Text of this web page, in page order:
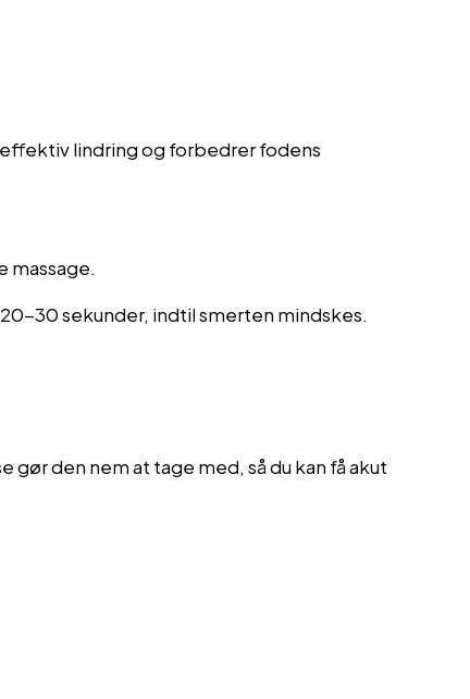
lindring og forbedrer fodens
massage.
30 sekunder, indtil smerten mindskes.
den nem at tage med, så du kan få akut